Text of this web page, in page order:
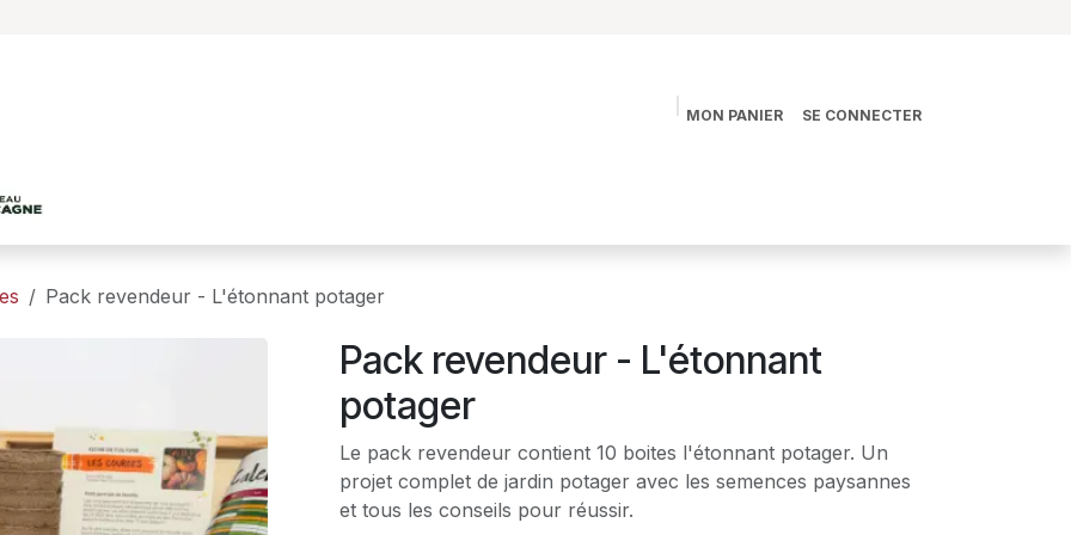
MON PANIER SE CONNECTER
Pack revendeur - L'étonnant potager
Pack revendeur - L'étonnant
potager
Le pack revendeur contient 10 boites l'étonnant potager. Un
projet complet de jardin potager avec les semences paysannes
et tous les conseils pour réussir.